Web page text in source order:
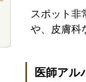
スポット非
や、皮膚科
医師アル